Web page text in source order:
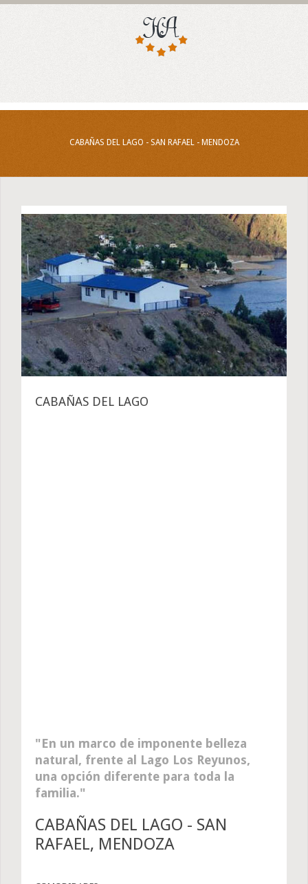
CABAÑAS DEL LAGO - SAN RAFAEL - MENDOZA
CABAÑAS DEL LAGO
En un marco de imponente belleza
natural, frente al Lago Los Reyunos,
una opción diferente para toda la
familia.
CABAÑAS DEL LAGO - SAN
RAFAEL, MENDOZA